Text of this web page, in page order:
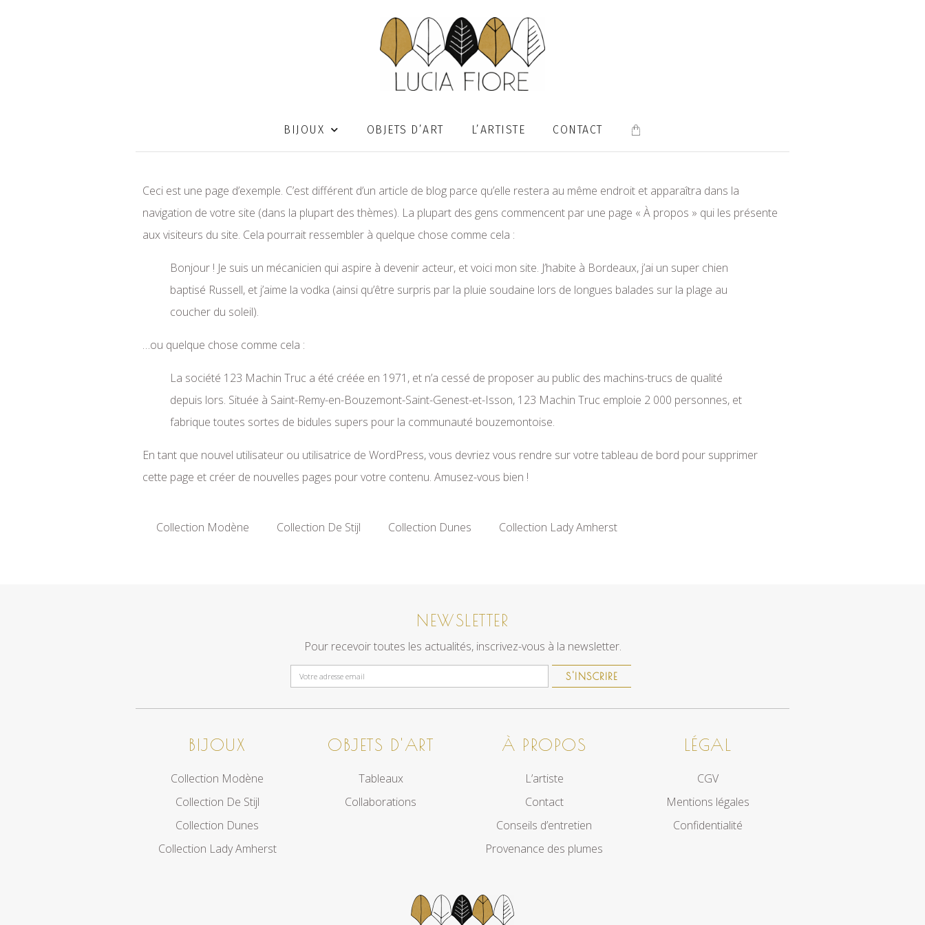
BIJOUX OBJETS D’ART L’ARTISTE CONTACT
Ceci est une page d’exemple. C’est différent d’un article de blog parce qu’elle restera au même endroit et apparaîtra dans la
navigation de votre site (dans la plupart des thèmes). La plupart des gens commencent par une page « À propos » qui les présente
aux visiteurs du site. Cela pourrait ressembler à quelque chose comme cela :
Bonjour ! Je suis un mécanicien qui aspire à devenir acteur, et voici mon site. J’habite à Bordeaux, j’ai un super chien
baptisé Russell, et j’aime la vodka (ainsi qu’être surpris par la pluie soudaine lors de longues balades sur la plage au
coucher du soleil).
…ou quelque chose comme cela :
La société 123 Machin Truc a été créée en 1971, et n’a cessé de proposer au public des machins-trucs de qualité
depuis lors. Située à Saint-Remy-en-Bouzemont-Saint-Genest-et-Isson, 123 Machin Truc emploie 2 000 personnes, et
fabrique toutes sortes de bidules supers pour la communauté bouzemontoise.
En tant que nouvel utilisateur ou utilisatrice de WordPress, vous devriez vous rendre survotre tableau de bord pour supprimer
cette page et créer de nouvelles pages pour votre contenu. Amusez-vous bien !
Collection Modène Collection De Stijl Collection Dunes Collection Lady Amherst
NEWSLETTER
Pour recevoir toutes les actualités, inscrivez-vous à la newsletter.
S'INSCRIRE
BIJOUX
Collection Modène
Collection De Stijl
Collection Dunes
Collection Lady Amherst
OBJETS D'ART
Tableaux
Collaborations
À PROPOS
L’artiste
Contact
Conseils d’entretien
Provenance des plumes
LÉGAL
CGV
Mentions légales
Confidentialité